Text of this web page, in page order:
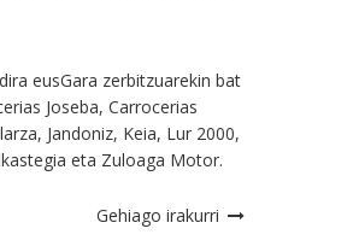
eusGara zerbitzuarekin bat
Joseba, Carrocerias
Jandoniz, Keia, Lur 2000,
eta Zuloaga Motor.
Gehiago irakurri